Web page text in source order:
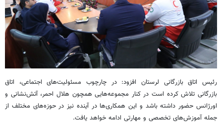
رئیس اتاق بازرگانی لرستان افزود: در چارچوب مسئولیت‌های اجتماعی، اتاق
بازرگانی تلاش کرده است در کنار مجموعه‌هایی همچون هلال احمر، آتش‌نشانی و
اورژانس حضور داشته باشد و این همکاری‌ها در آینده نیز در حوزه‌های مختلف از
جمله آموزش‌های تخصصی و مهارتی ادامه خواهد یافت.